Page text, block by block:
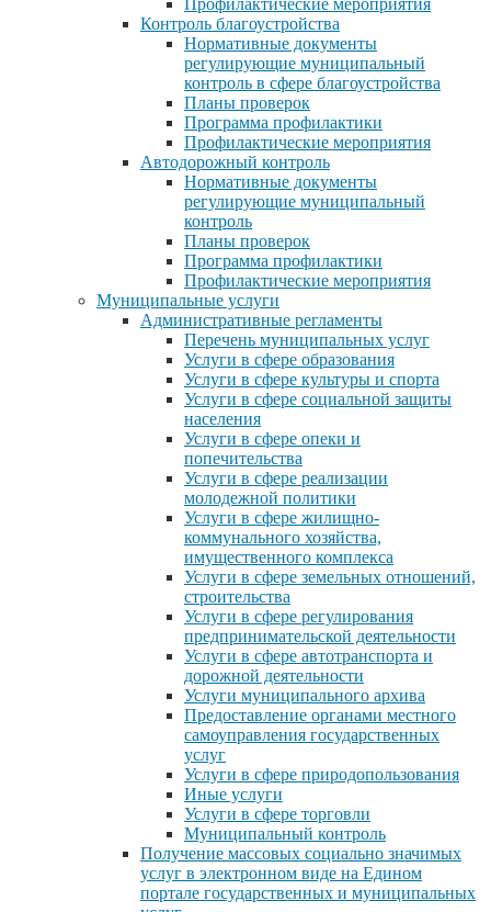
Контроль благоустройства
Нормативные документы
регулирующие муниципальный
контроль в сфере благоустройства
Планы проверок
Программа профилактики
Профилактические мероприятия
Автодорожный контроль
Нормативные документы
регулирующие муниципальный
контроль
Планы проверок
Программа профилактики
Профилактические мероприятия
Муниципальные услуги
Административные регламенты
Перечень муниципальных услуг
Услуги в сфере образования
Услуги в сфере культуры и спорта
Услуги в сфере социальной защиты
населения
Услуги в сфере опеки и
попечительства
Услуги в сфере реализации
молодежной политики
Услуги в сфере жилищно-
коммунального хозяйства,
имущественного комплекса
Услуги в сфере земельных отношений,
строительства
Услуги в сфере регулирования
предпринимательской деятельности
Услуги в сфере автотранспорта и
дорожной деятельности
Услуги муниципального архива
Предоставление органами местного
самоуправления государственных
услуг
Услуги в сфере природопользования
Иные услуги
Услуги в сфере торговли
Муниципальный контроль
Получение массовых социально значимых
услуг в электронном виде на Едином
портале государственных и муниципальных